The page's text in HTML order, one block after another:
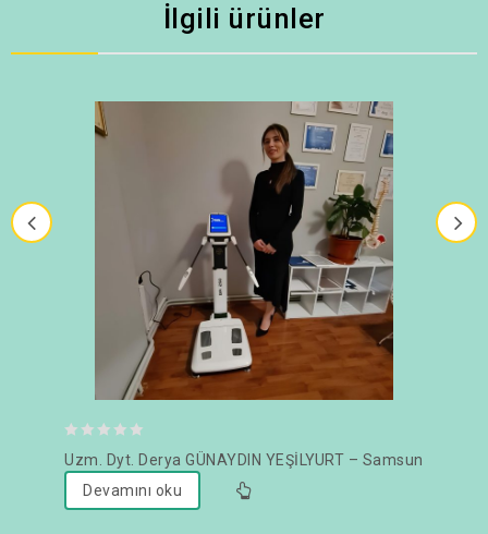
İlgili ürünler
out
of
Uzm. Dyt. Derya GÜNAYDIN YEŞİLYURT – Samsun
Devamını oku